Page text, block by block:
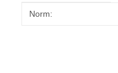
Produkteigenschaft
Wert
Norm: